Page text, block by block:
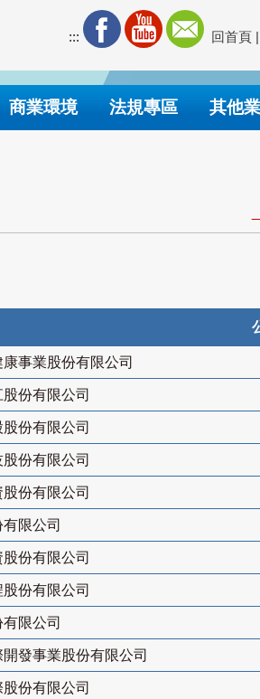
::: 回首頁 |
商業環境 法規專區 其他
事業股份有限公司
份有限公司
份有限公司
份有限公司
份有限公司
限公司
份有限公司
份有限公司
限公司
發事業股份有限公司
份有限公司